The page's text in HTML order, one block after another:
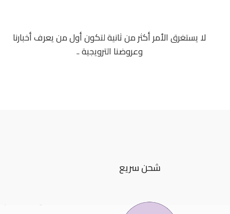
لا يستغرق الأمر أكثر من ثانية لتكون أول من يعرف أخبارنا
وعروضنا الترويجية ..
شحن سريع